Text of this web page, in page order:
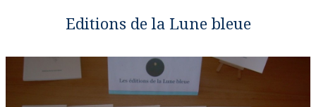
Editions de la Lune bleue